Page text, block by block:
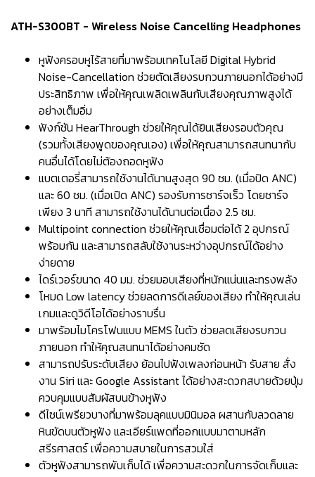
ATH-S300BT - Wireless Noise Cancelling Headphones
หูฟังครอบหูไร้สายที่มาพร้อมเทคโนโลยี Digital Hybrid
Noise-Cancellation ช่วยตัดเสียงรบกวนภายนอกได้อย่างมี
ประสิทธิภาพ เพื่อให้คุณเพลิดเพลินกับเสียงคุณภาพสูงได้
อย่างเต็มอิ่ม
ฟังก์ชัน HearThrough ช่วยให้คุณได้ยินเสียงรอบตัวคุณ
(รวมทั้งเสียงพูดของคุณเอง) เพื่อให้คุณสามารถสนทนากับ
คนอื่นได้โดยไม่ต้องถอดหูฟัง
แบตเตอรี่สามารถใช้งานได้นานสูงสุด 90 ชม. (เมื่อปิด ANC)
และ 60 ชม. (เมื่อเปิด ANC) รองรับการชาร์จเร็ว โดยชาร์จ
เพียง 3 นาที สามารถใช้งานได้นานต่อเนื่อง 2.5 ชม.
Multipoint connection ช่วยให้คุณเชื่อมต่อได้ 2 อุปกรณ์
พร้อมกัน และสามารถสลับใช้งานระหว่างอุปกรณ์ได้อย่าง
ง่ายดาย
ไดร์เวอร์ขนาด 40 มม. ช่วยมอบเสียงที่หนักแน่นและทรงพลัง
โหมด Low latency ช่วยลดการดีเลย์ของเสียง ทำให้คุณเล่น
เกมและดูวิดีโอได้อย่างราบรื่น
มาพร้อมไมโครโฟนแบบ MEMS ในตัว ช่วยลดเสียงรบกวน
ภายนอก ทำให้คุณสนทนาได้อย่างคมชัด
สามารถปรับระดับเสียง ย้อนไปฟังเพลงก่อนหน้า รับสาย สั่ง
งาน Siri และ Google Assistant ได้อย่างสะดวกสบายด้วยปุ่ม
ควบคุมแบบสัมผัสบนข้างหูฟัง
ดีไซน์เพรียวบางที่มาพร้อมลุคแบบมินิมอล ผสานกับลวดลาย
หินขัดบนตัวหูฟัง และเอียร์แพดที่ออกแบบมาตามหลัก
สรีรศาสตร์ เพื่อความสบายในการสวมใส่
ตัวหูฟังสามารถพับเก็บได้ เพื่อความสะดวกในการจัดเก็บและ